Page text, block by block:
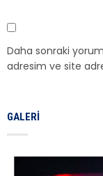
Daha sonraki
adresim ve site
GALERI